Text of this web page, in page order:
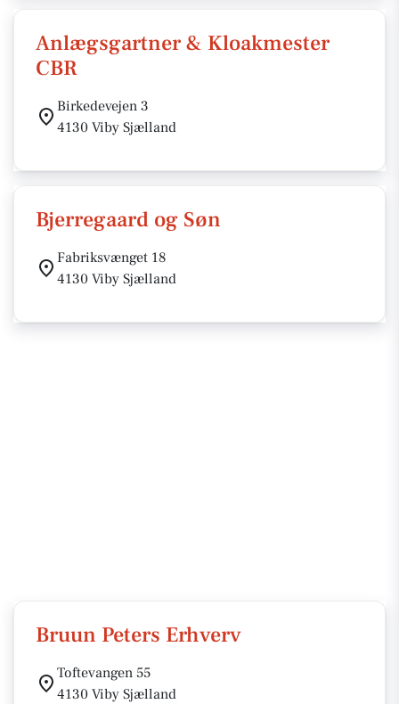
Anlægsgartner & Kloakmester
CBR
Birkedevejen 3
4130 Viby Sjælland
Bjerregaard og Søn
Fabriksvænget 18
4130 Viby Sjælland
Bruun Peters Erhverv
Toftevangen 55
4130 Viby Sjælland